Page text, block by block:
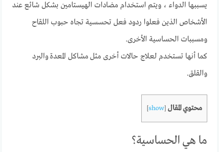
يسببها الدواء ، ويتم استخدام مضادات الهيستامين بشكل شائع عند
الأشخاص الذين فعلوا ردود فعل تحسسية تجاه حبوب اللقاح
ومسببات الحساسية الأخرى.
كما أنها تستخدم لعلاج حالات أخرى مثل مشاكل المعدة والبرد
والقلق.
محتوي المقال [
show
]
ما هي الحساسية؟